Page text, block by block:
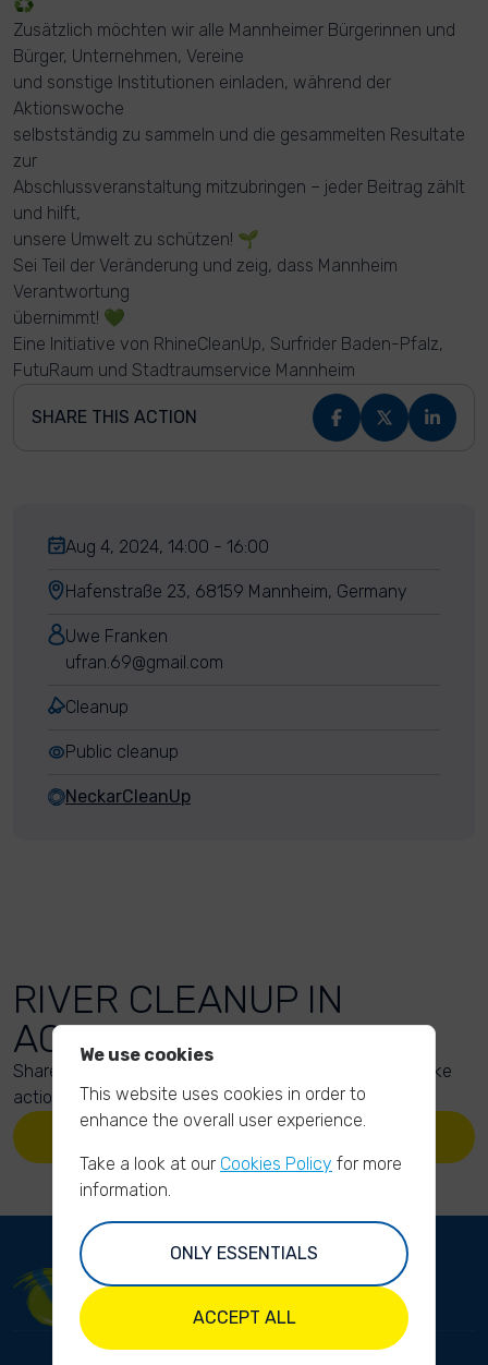
Zusätzlich möchten wir alle Mannheimer Bürgerinnen und
Bürger, Unternehmen, Vereine
und sonstige Institutionen einladen, während der
Aktionswoche
selbstständig zu sammeln und die gesammelten Resultate
zur
Abschlussveranstaltung mitzubringen – jeder Beitrag zählt
und hilft,
unsere Umwelt zu schützen! 🌱
Sei Teil der Veränderung und zeig, dass Mannheim
Verantwortung
übernimmt! 💚
Eine Initiative von RhineCleanUp, Surfrider Baden-Pfalz,
FutuRaum und Stadtraumservice Mannheim
SHARE THIS ACTION
Aug 4, 2024, 14:00 - 16:00
Hafenstraße 23, 68159 Mannheim, Germany
Uwe Franken
ufran.69@gmail.com
Cleanup
Public cleanup
NeckarCleanUp
RIVER CLEANUP IN
ACTION
Share your action photos here and inspire others to take
action too!
UPLOAD YOUR PHOTOS
We use cookies
This website uses cookies in order to
enhance the overall user experience.
Take a look at our Cookies Policy for more
information.
ONLY ESSENTIALS
ACCEPT ALL